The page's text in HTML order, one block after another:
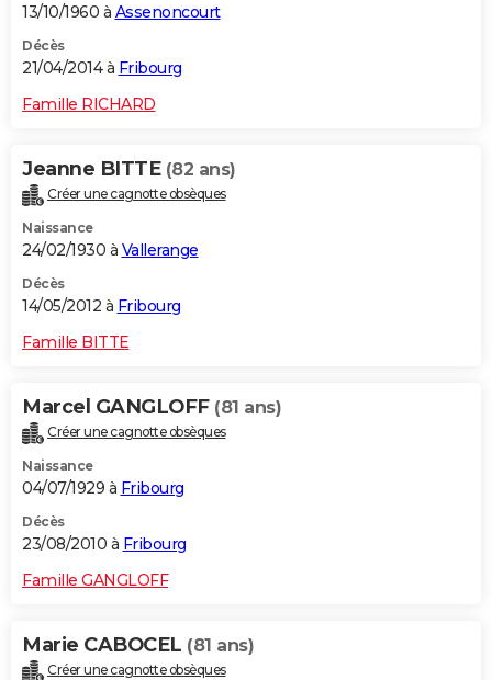
13/10/1960 à Assenoncourt
Décès
21/04/2014 à Fribourg
Famille RICHARD
Jeanne BITTE (82 ans)
Créer une cagnotte obsèques
Naissance
24/02/1930 à Vallerange
Décès
14/05/2012 à Fribourg
Famille BITTE
Marcel GANGLOFF (81 ans)
Créer une cagnotte obsèques
Naissance
04/07/1929 à Fribourg
Décès
23/08/2010 à Fribourg
Famille GANGLOFF
Marie CABOCEL (81 ans)
Créer une cagnotte obsèques